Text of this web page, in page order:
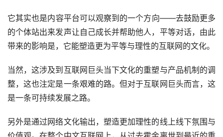
它其实也是内容平台可以观察到的一个方向——去鼓励更多
的个体站出来发声让自己成长并帮助他人，平等对话，由此
带来的影响是，它能塑造更为平等与理性的互联网的文化。
当然，这涉及到互联网巨头当下文化的重塑与产品机制的调
整，这也注定是一条艰难的路。但对于互联网巨头而言，这
是一条可持续发展之路。
另外是通过网络文化输出，塑造更加理性的线上线下氛围与